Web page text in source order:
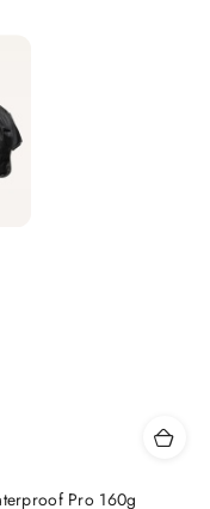
Pro 160g